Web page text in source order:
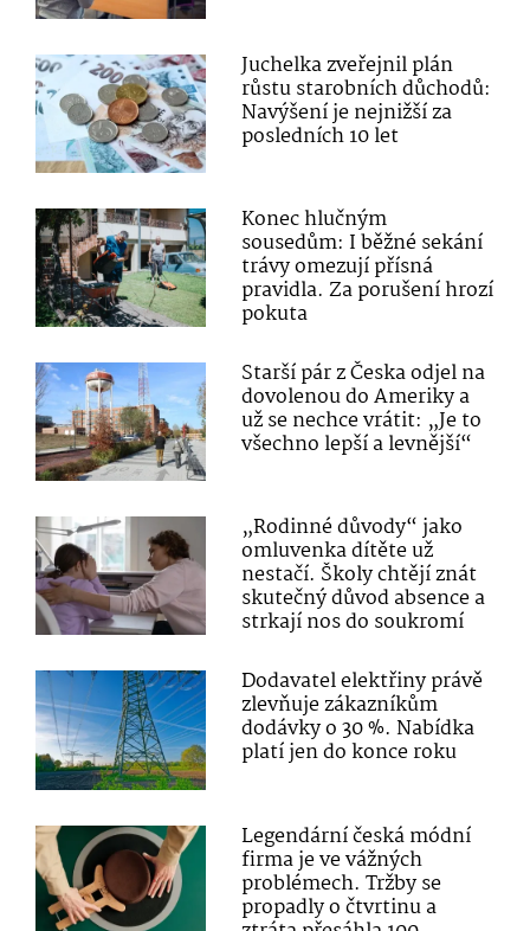
Juchelka zveřejnil plán
růstu starobních důchodů:
Navýšení je nejnižší za
posledních 10 let
Konec hlučným
sousedům: I běžné sekání
trávy omezují přísná
pravidla. Za porušení hrozí
pokuta
Starší pár z Česka odjel na
dovolenou do Ameriky a
už se nechce vrátit: „Je to
všechno lepší a levnější“
„Rodinné důvody“ jako
omluvenka dítěte už
nestačí. Školy chtějí znát
skutečný důvod absence a
strkají nos do soukromí
Dodavatel elektřiny právě
zlevňuje zákazníkům
dodávky o 30 %. Nabídka
platí jen do konce roku
Legendární česká módní
firma je ve vážných
problémech. Tržby se
propadly o čtvrtinu a